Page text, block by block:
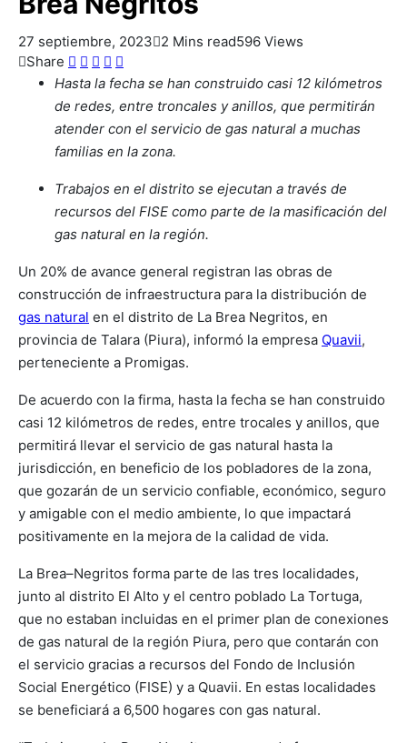
27 septiembre, 2023 2 Mins read596 Views
Share
Hasta la fecha se han construido casi 12 kilómetros
de redes, entre troncales y anillos, que permitirán
atender con el servicio de gas natural a muchas
familias en la zona.
Trabajos en el distrito se ejecutan a través de
recursos del FISE como parte de la masificación del
gas natural en la región.
Un 20% de avance general registran las obras de
construcción de infraestructura para la distribución de
gas natural en el distrito de La Brea Negritos, en
provincia de Talara (Piura), informó la empresa Quavii,
perteneciente a Promigas.
De acuerdo con la firma, hasta la fecha se han construido
casi 12 kilómetros de redes, entre trocales y anillos, que
permitirá llevar el servicio de gas natural hasta la
jurisdicción, en beneficio de los pobladores de la zona,
que gozarán de un servicio confiable, económico, seguro
y amigable con el medio ambiente, lo que impactará
positivamente en la mejora de la calidad de vida.
La Brea–Negritos forma parte de las tres localidades,
junto al distrito El Alto y el centro poblado La Tortuga,
que no estaban incluidas en el primer plan de conexiones
de gas natural de la región Piura, pero que contarán con
el servicio gracias a recursos del Fondo de Inclusión
Social Energético (FISE) y a Quavii. En estas localidades
se beneficiará a 6,500 hogares con gas natural.